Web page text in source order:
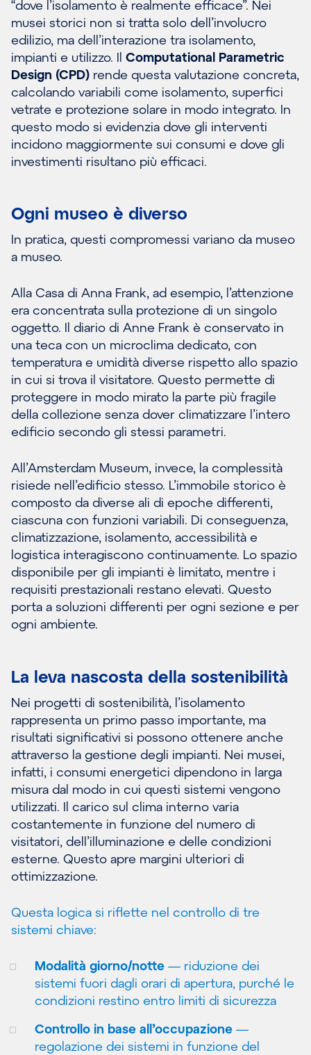
“dove l’isolamento è realmente efficace”. Nei
musei storici non si tratta solo dell’involucro
edilizio, ma dell’interazione tra isolamento,
impianti e utilizzo. Il Computational Parametric
Design (CPD) rende questa valutazione concreta,
calcolando variabili come isolamento, superfici
vetrate e protezione solare in modo integrato. In
questo modo si evidenzia dove gli interventi
incidono maggiormente sui consumi e dove gli
investimenti risultano più efficaci.
Ogni museo è diverso
In pratica, questi compromessi variano da museo
a museo.
Alla Casa di Anna Frank, ad esempio, l’attenzione
era concentrata sulla protezione di un singolo
oggetto. Il diario di Anne Frank è conservato in
una teca con un microclima dedicato, con
temperatura e umidità diverse rispetto allo spazio
in cui si trova il visitatore. Questo permette di
proteggere in modo mirato la parte più fragile
della collezione senza dover climatizzare l’intero
edificio secondo gli stessi parametri.
All’Amsterdam Museum, invece, la complessità
risiede nell’edificio stesso. L’immobile storico è
composto da diverse ali di epoche differenti,
ciascuna con funzioni variabili. Di conseguenza,
climatizzazione, isolamento, accessibilità e
logistica interagiscono continuamente. Lo spazio
disponibile per gli impianti è limitato, mentre i
requisiti prestazionali restano elevati. Questo
porta a soluzioni differenti per ogni sezione e per
ogni ambiente.
La leva nascosta della sostenibilità
Nei progetti di sostenibilità, l’isolamento
rappresenta un primo passo importante, ma
risultati significativi si possono ottenere anche
attraverso la gestione degli impianti. Nei musei,
infatti, i consumi energetici dipendono in larga
misura dal modo in cui questi sistemi vengono
utilizzati. Il carico sul clima interno varia
costantemente in funzione del numero di
visitatori, dell’illuminazione e delle condizioni
esterne. Questo apre margini ulteriori di
ottimizzazione.
Questa logica si riflette nel controllo di tre
sistemi chiave:
Modalità giorno/notte — riduzione dei
sistemi fuori dagli orari di apertura, purché le
condizioni restino entro limiti di sicurezza
Controllo in base all’occupazione —
regolazione dei sistemi in funzione del